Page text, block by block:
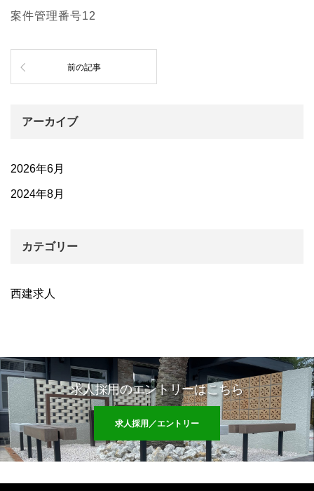
案件管理番号12
前の記事
アーカイブ
2026年6月
2024年8月
カテゴリー
西建求人
求人採用のエントリーはこちら
求人採用／エントリー